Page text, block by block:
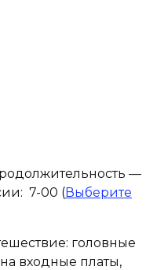
—
7-00 (Выберите
головные
входные платы,